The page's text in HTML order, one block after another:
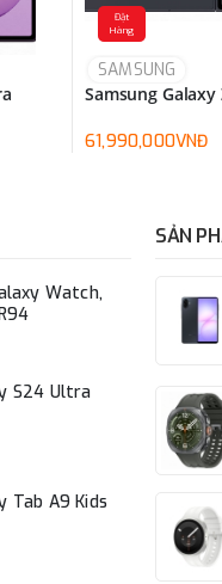
Đặt
Hàng
SAMSUNG
Samsung Galaxy
61,990,000VNĐ
Watch,
S24 Ultra
Tab A9 Kids
SẢN